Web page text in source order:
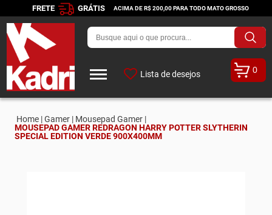
FRETE GRÁTIS ACIMA DE R$ 200,00 PARA TODO MATO GROSSO
Lista de desejos 0
Home |Gamer | Mousepad Gamer |
MOUSEPAD GAMER REDRAGON HARRY POTTER SLYTHERIN
SPECIAL EDITION VERDE 900X400MM